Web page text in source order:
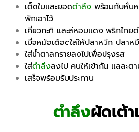
เด็ดใบและยอดตำลึง พร้อมกับหั่นห
พักเอาไว้
เคี่ยวกะทิ และส่หอมแดง พริกไทย
เมื่อหม้อเดือดใส่ให้ปลาหมึก ปลาห
ใส่น้ำตาลทรายลงไปเพื่อปรุงรส
ใส่ตำลึงลงไป คนให้เข้ากัน แลละ
เสร็จพร้อมรับประทาน
ตำลึงผัดเต้า